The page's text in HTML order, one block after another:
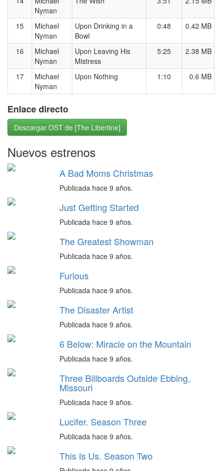
Nyman
15
Michael
Nyman
Upon Drinking in a
Bowl
0:48 0.42 MB
16
Michael
Nyman
Upon Leaving His
Mistress
5:25 2.38 MB
17
Michael
Nyman
Upon Nothing 1:10 0.6 MB
Enlace directo
Descargar OST de [The Libertine]
Nuevos estrenos
A Bad Moms Christmas
Publicada hace 9 años.
Just Getting Started
Publicada hace 9 años.
The Greatest Showman
Publicada hace 9 años.
Furious
Publicada hace 9 años.
The Disaster Artist
Publicada hace 9 años.
6 Below: Miracle on the Mountain
Publicada hace 9 años.
Three Billboards Outside Ebbing,
Missouri
Publicada hace 9 años.
Lucifer. Season Three
Publicada hace 9 años.
This Is Us. Season Two